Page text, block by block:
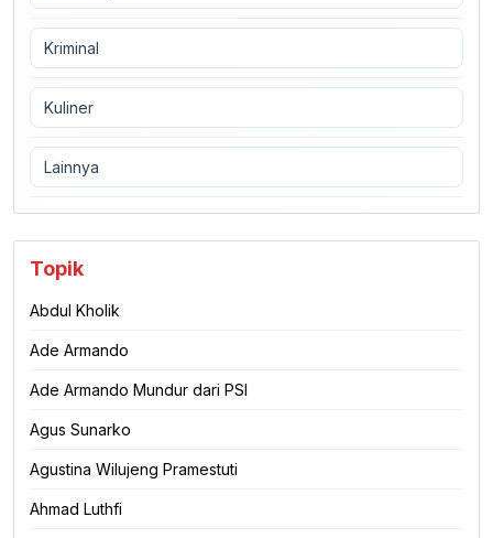
Kriminal
Kuliner
Lainnya
Topik
Abdul Kholik
Ade Armando
Ade Armando Mundur dari PSI
Agus Sunarko
Agustina Wilujeng Pramestuti
Ahmad Luthfi